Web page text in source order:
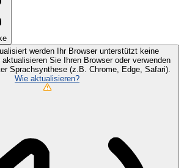
werden
Ihr Browser unterstützt keine
Sie Ihren Browser oder verwenden
Sprachsynthese (z.B. Chrome, Edge, Safari).
Wie aktualisieren?